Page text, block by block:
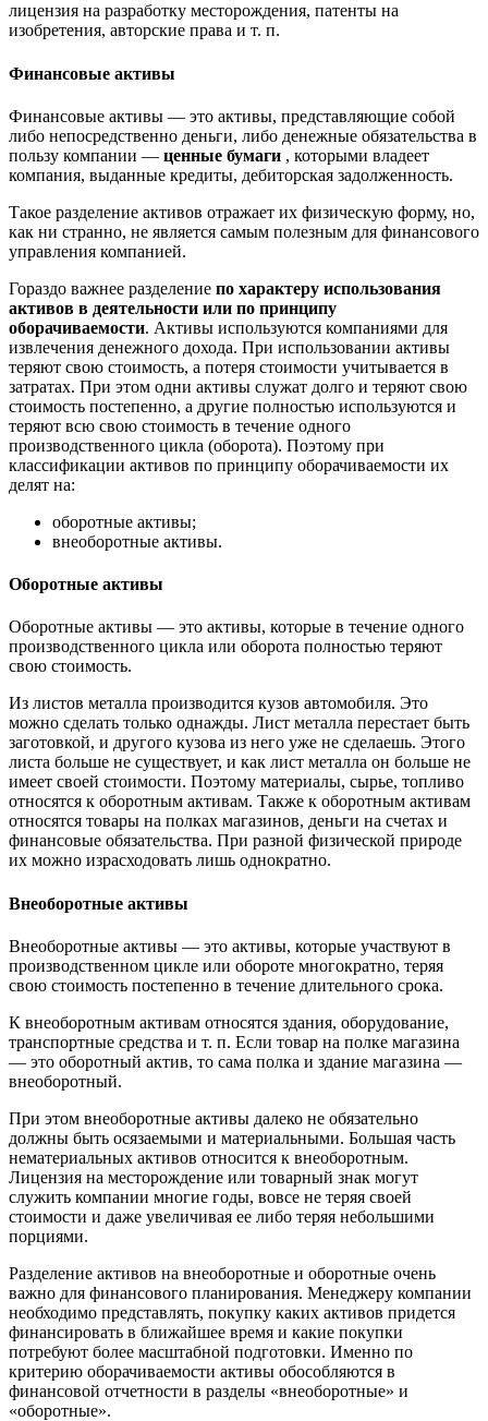
лицензия на разработку месторождения, патенты на
изобретения, авторские права и т. п.
Финансовые активы
Финансовые активы — это активы, представляющие собой
либо непосредственно деньги, либо денежные обязательства в
пользу компании — ценные бумаги , которыми владеет
компания, выданные кредиты, дебиторская задолженность.
Такое разделение активов отражает их физическую форму, но,
как ни странно, не является самым полезным для финансового
управления компанией.
Гораздо важнее разделение по характеру использования
активов в деятельности или по принципу
оборачиваемости. Активы используются компаниями для
извлечения денежного дохода. При использовании активы
теряют свою стоимость, а потеря стоимости учитывается в
затратах. При этом одни активы служат долго и теряют свою
стоимость постепенно, а другие полностью используются и
теряют всю свою стоимость в течение одного
производственного цикла (оборота). Поэтому при
классификации активов по принципу оборачиваемости их
делят на:
оборотные активы;
внеоборотные активы.
Оборотные активы
Оборотные активы — это активы, которые в течение одного
производственного цикла или оборота полностью теряют
свою стоимость.
Из листов металла производится кузов автомобиля. Это
можно сделать только однажды. Лист металла перестает быть
заготовкой, и другого кузова из него уже не сделаешь. Этого
листа больше не существует, и как лист металла он больше не
имеет своей стоимости. Поэтому материалы, сырье, топливо
относятся к оборотным активам. Также к оборотным активам
относятся товары на полках магазинов, деньги на счетах и
финансовые обязательства. При разной физической природе
их можно израсходовать лишь однократно.
Внеоборотные активы
Внеоборотные активы — это активы, которые участвуют в
производственном цикле или обороте многократно, теряя
свою стоимость постепенно в течение длительного срока.
К внеоборотным активам относятся здания, оборудование,
транспортные средства и т. п. Если товар на полке магазина
— это оборотный актив, то сама полка и здание магазина —
внеоборотный.
При этом внеоборотные активы далеко не обязательно
должны быть осязаемыми и материальными. Большая часть
нематериальных активов относится к внеоборотным.
Лицензия на месторождение или товарный знак могут
служить компании многие годы, вовсе не теряя своей
стоимости и даже увеличивая ее либо теряя небольшими
порциями.
Разделение активов на внеоборотные и оборотные очень
важно для финансового планирования. Менеджеру компании
необходимо представлять, покупку каких активов придется
финансировать в ближайшее время и какие покупки
потребуют более масштабной подготовки. Именно по
критерию оборачиваемости активы обособляются в
финансовой отчетности в разделы «внеоборотные» и
«оборотные».